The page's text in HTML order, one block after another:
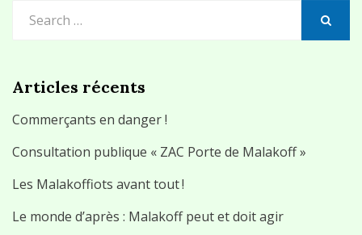
for:
Articles récents
Commerçants en danger !
Consultation publique « ZAC Porte de Malakoff »
Les Malakoffiots avant tout !
Le monde d’après : Malakoff peut et doit agir